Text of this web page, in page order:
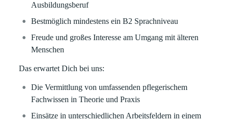
Ausbildungsberuf
Bestmöglich mindestens ein B2 Sprachniveau
Freude und großes Interesse am Umgang mit älteren
Menschen
Das erwartet Dich bei uns:
Die Vermittlung von umfassenden pflegerischem
Fachwissen in Theorie und Praxis
Einsätze in unterschiedlichen Arbeitsfeldern in einem